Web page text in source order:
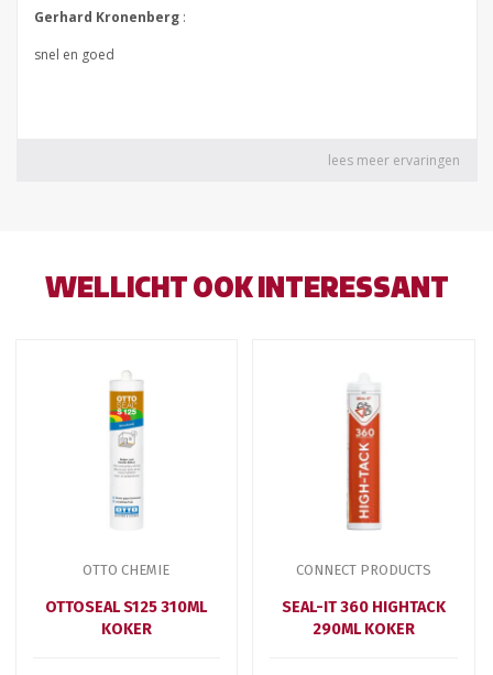
WELLICHT OOK INTERESSANT
OTTO CHEMIE
OTTOSEAL S125 310ML
KOKER
CONNECT PRODUCTS
SEAL-IT 360 HIGHTACK
290ML KOKER